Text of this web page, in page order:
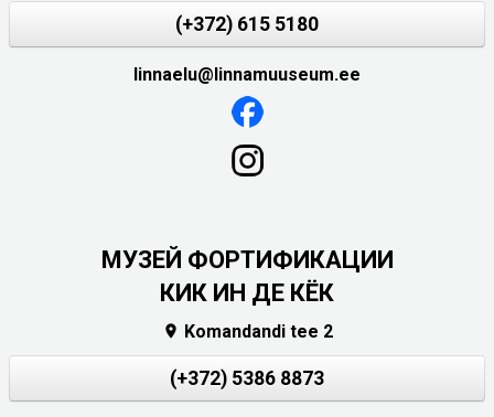
(+372) 615 5180
linnaelu@linnamuuseum.ee
МУЗЕЙ ФОРТИФИКАЦИИ
КИК ИН ДЕ КЁК
 Komandandi tee 2
(+372) 5386 8873